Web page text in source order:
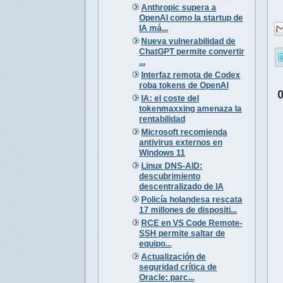
Anthropic supera a
OpenAI como la startup de
IA má...
Nueva vulnerabilidad de
ChatGPT permite convertir
...
Interfaz remota de Codex
roba tokens de OpenAI
IA: el coste del
tokenmaxxing amenaza la
rentabilidad
Microsoft recomienda
antivirus externos en
Windows 11
Linux DNS-AID:
descubrimiento
descentralizado de IA
Policía holandesa rescata
17 millones de dispositi...
RCE en VS Code Remote-
SSH permite saltar de
equipo...
Actualización de
seguridad crítica de
Oracle: parc...